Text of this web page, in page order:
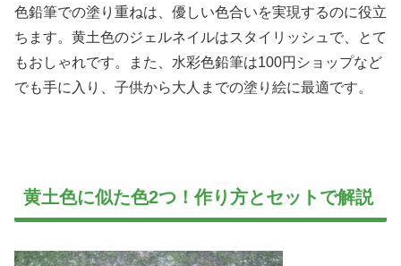
色鉛筆での塗り重ねは、優しい色合いを実現するのに役立
ちます。黄土色のジェルネイルはスタイリッシュで、とて
もおしゃれです。また、水彩色鉛筆は100円ショップなど
でも手に入り、子供から大人までの塗り絵に最適です。
黄土色に似た色2つ！作り方とセットで解説